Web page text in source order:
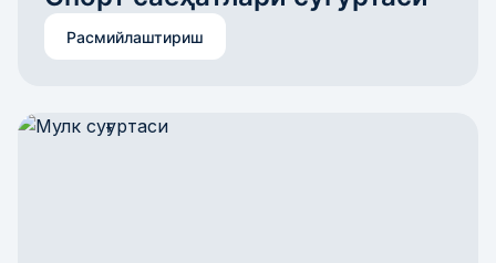
Расмийлаштириш